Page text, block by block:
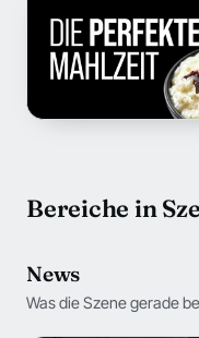
Bereiche in
News
Was die Szene gerade